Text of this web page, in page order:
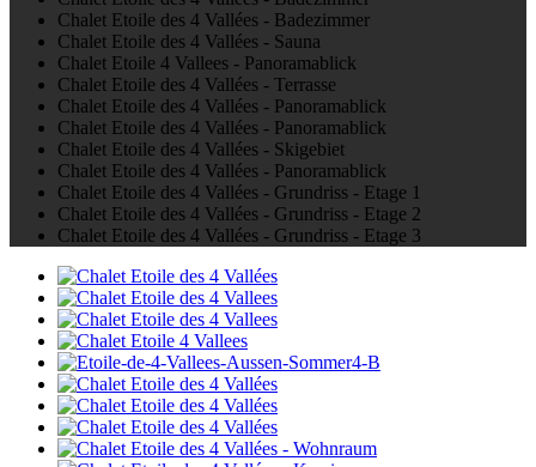
Chalet Etoile des 4 Vallées - Badezimmer
Chalet Etoile des 4 Vallées - Sauna
Chalet Etoile 4 Vallees - Panoramablick
Chalet Etoile des 4 Vallées - Terrasse
Chalet Etoile des 4 Vallées - Panoramablick
Chalet Etoile des 4 Vallées - Panoramablick
Chalet Etoile des 4 Vallées - Skigebiet
Chalet Etoile des 4 Vallées - Panoramablick
Chalet Etoile des 4 Vallées - Grundriss - Etage 1
Chalet Etoile des 4 Vallées - Grundriss - Etage 2
Chalet Etoile des 4 Vallées - Grundriss - Etage 3